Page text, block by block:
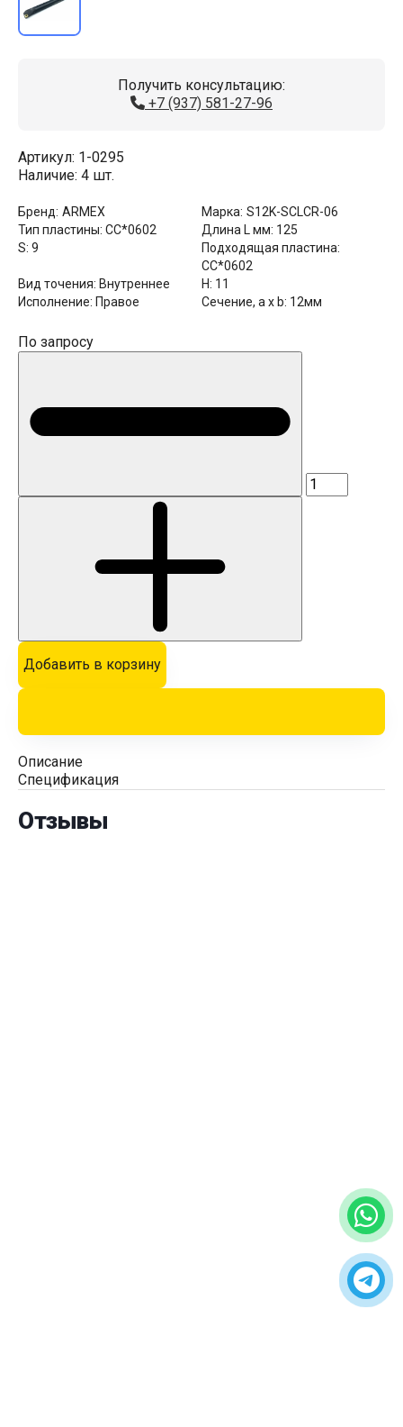
Получить консультацию:
+7 (937) 581-27-96
Артикул: 1-0295
Наличие: 4 шт.
Бренд: ARMEX Марка: S12K-SCLCR-06
Тип пластины: CC*0602 Длина L мм: 125
S: 9
Подходящая пластина:
CC*0602
Вид точения: Внутреннее H: 11
Исполнение: Правое Сечение, a x b: 12мм
По запросу
Добавить в корзину
Описание
Спецификация
Отзывы